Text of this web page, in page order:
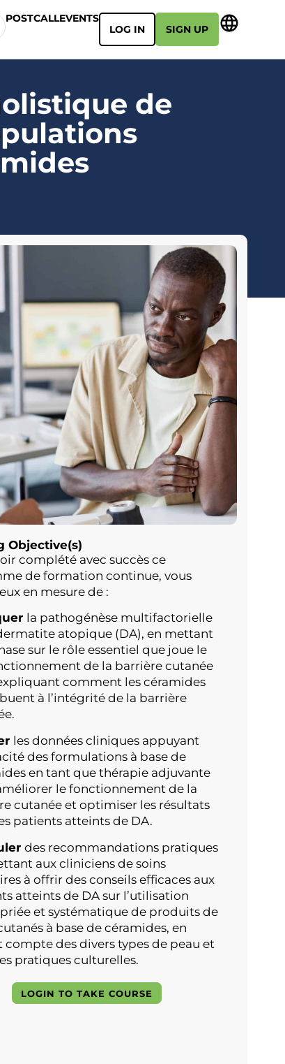
POSTCALLEVENTS
LOG IN
SIGN UP
de
Objective(s)
complété avec succès ce
de formation continue, vous
en mesure de :
la pathogénèse multifactorielle
atopique (DA), en mettant
sur le rôle essentiel que joue le
de la barrière cutanée
comment les céramides
à l’intégrité de la barrière
les données cliniques appuyant
des formulations à base de
en tant que thérapie adjuvante
le fonctionnement de la
cutanée et optimiser les résultats
patients atteints de DA.
des recommandations pratiques
aux cliniciens de soins
à offrir des conseils efficaces aux
atteints de DA sur l’utilisation
et systématique de produits de
à base de céramides, en
compte des divers types de peau et
pratiques culturelles.
LOGIN TO TAKE COURSE